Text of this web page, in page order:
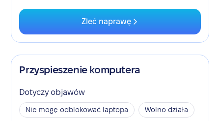
Zleć naprawę
Przyspieszenie komputera
Dotyczy objawów
Nie mogę odblokować laptopa Wolno działa